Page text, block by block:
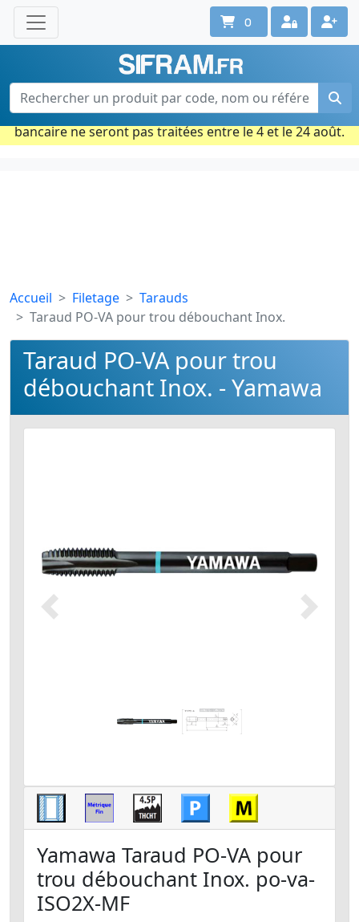
Une question ? Un conseil ?
Contactez-nous au 02 40 92 17 71
Ouvert du lun. au vend. de 08h à 18h
Période estivale : Les commandes prises par carte
bancaire ne seront pas traitées entre le 4 et le 24 août.
0
Accueil Filetage
Tarauds
Taraud PO-VA pour trou débouchant Inox.
Taraud PO-VA pour trou
débouchant Inox. - Yamawa
Précédent Suivant
Yamawa Taraud PO-VA pour
trou débouchant Inox. po-va-
ISO2X-MF